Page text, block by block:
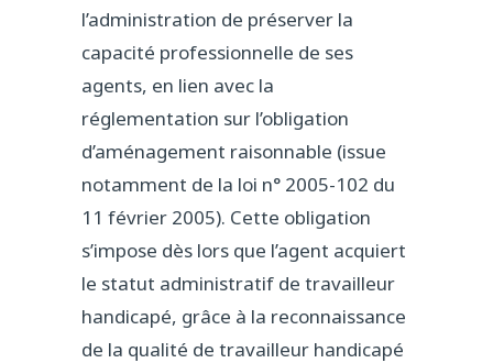
l’administration de préserver la
capacité professionnelle de ses
agents, en lien avec la
réglementation sur l’obligation
d’aménagement raisonnable (issue
notamment de la loi n° 2005-102 du
11 février 2005). Cette obligation
s’impose dès lors que l’agent acquiert
le statut administratif de travailleur
handicapé, grâce à la reconnaissance
de la qualité de travailleur handicapé